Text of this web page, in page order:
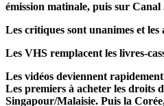
émission matinale, puis sur Canal
Les critiques sont unanimes et les
Les VHS remplacent les livres-
Les vidéos deviennent
Les premiers à acheter les droits
Singapour/Malaisie. Puis la